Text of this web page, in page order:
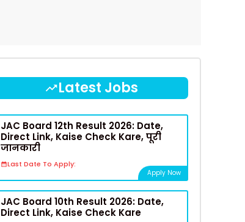
Latest Jobs
JAC Board 12th Result 2026: Date,
Direct Link, Kaise Check Kare, पूरी
जानकारी
Last Date To Apply:
Apply Now
JAC Board 10th Result 2026: Date,
Direct Link, Kaise Check Kare